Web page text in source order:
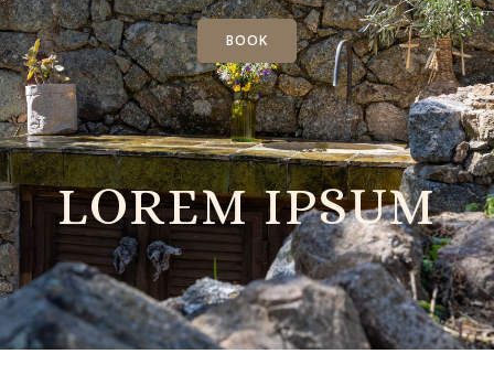
BOOK
LOREM IPSUM